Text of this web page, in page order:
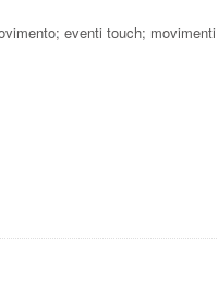
eventi touch;